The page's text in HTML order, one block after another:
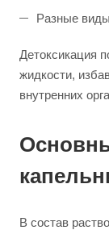
Разные
Детоксикация
жидкости,
внутренних
В состав